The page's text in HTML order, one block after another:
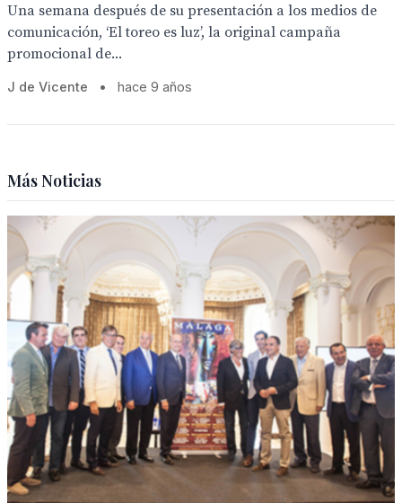
Una semana después de su presentación a los medios de
comunicación, ‘El toreo es luz’, la original campaña
promocional de...
J de Vicente • hace 9 años
Más Noticias